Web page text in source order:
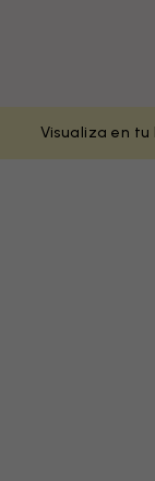
Visualiza en